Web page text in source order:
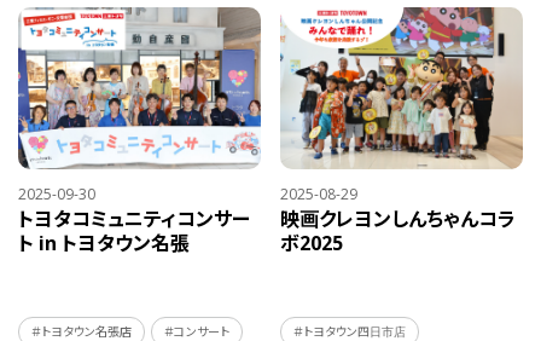
2025-09-30
トヨタコミュニティコンサー
ト in トヨタウン名張
＃トヨタウン名張店 ＃コンサート
2025-08-29
映画クレヨンしんちゃんコラ
ボ2025
＃トヨタウン四日市店